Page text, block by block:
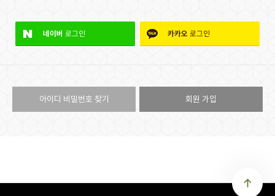
네이버 로그인 카카오 로그인
아이디 비밀번호 찾기 회원 가입